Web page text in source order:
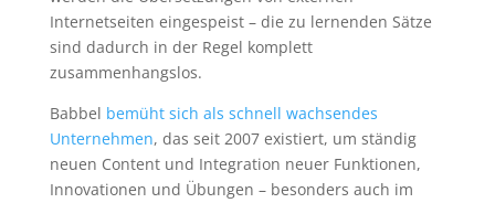
Internetseiten eingespeist – die zu lernenden Sätze
sind dadurch in der Regel komplett
zusammenhangslos.
Babbel bemüht sich als schnell wachsendes
Unternehmen, das seit 2007 existiert, um ständig
neuen Content und Integration neuer Funktionen,
Innovationen und Übungen – besonders auch im